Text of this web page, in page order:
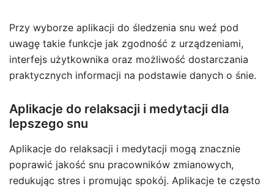
Przy wyborze aplikacji do śledzenia snu weź pod
uwagę takie funkcje jak zgodność z urządzeniami,
interfejs użytkownika oraz możliwość dostarczania
praktycznych informacji na podstawie danych o śnie.
Aplikacje do relaksacji i medytacji dla
lepszego snu
Aplikacje do relaksacji i medytacji mogą znacznie
poprawić jakość snu pracowników zmianowych,
redukując stres i promując spokój. Aplikacje te często